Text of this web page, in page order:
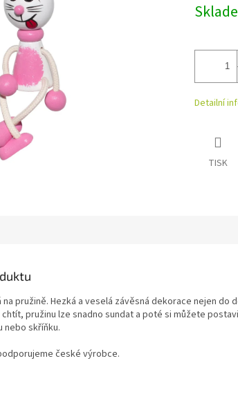
cena:
Detailní
TISK
pružině. Hezká a veselá závěsná dekorace nejen do
pružinu lze snadno sundat a poté si můžete
nebo skříňku.
české výrobce.